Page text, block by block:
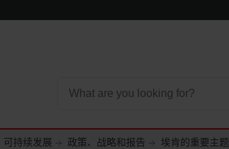
可持续发展 政策、战略和报告 埃肯的重要主题